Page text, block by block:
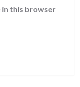
in this browser